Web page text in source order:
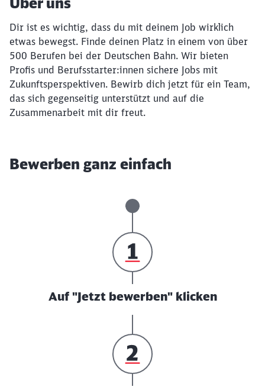
Dir ist es wichtig, dass du mit deinem Job wirklich
etwas bewegst. Finde deinen Platz in einem von über
500 Berufen bei der Deutschen Bahn. Wir bieten
Profis und Berufsstarter:innen sichere Jobs mit
Zukunftsperspektiven. Bewirb dich jetzt für ein Team,
das sich gegenseitig unterstützt und auf die
Zusammenarbeit mit dir freut.
Bewerben ganz einfach
Auf "Jetzt bewerben" klicken